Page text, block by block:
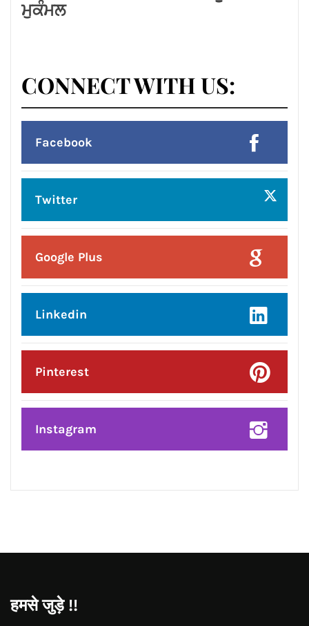
ਮੁਕੰਮਲ
CONNECT WITH US:
Facebook
Twitter
Google Plus
Linkedin
Pinterest
Instagram
हमसे जुड़े !!